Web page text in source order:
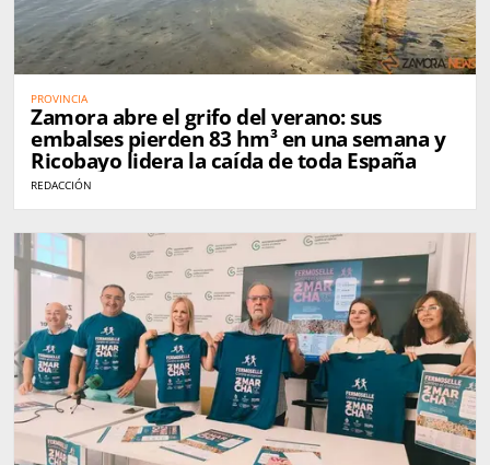
PROVINCIA
Zamora abre el grifo del verano: sus
embalses pierden 83 hm³ en una semana y
Ricobayo lidera la caída de toda España
REDACCIÓN